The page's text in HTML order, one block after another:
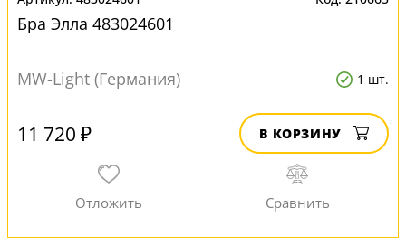
Бра Элла 483024601
MW-Light (Германия) 1 шт.
11 720 ₽ В КОРЗИНУ